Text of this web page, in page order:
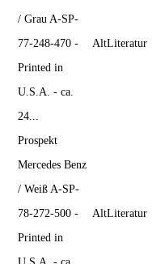
/ Grau A-SP-
77-248-470 -
Printed in
U.S.A. - ca.
24...
AltLiteratur
Prospekt
Mercedes Benz
/ Weiß A-SP-
78-272-500 -
Printed in
AltLiteratur